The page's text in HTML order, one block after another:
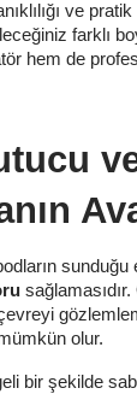
ve
farklı
hem de
olur.
bir şekilde